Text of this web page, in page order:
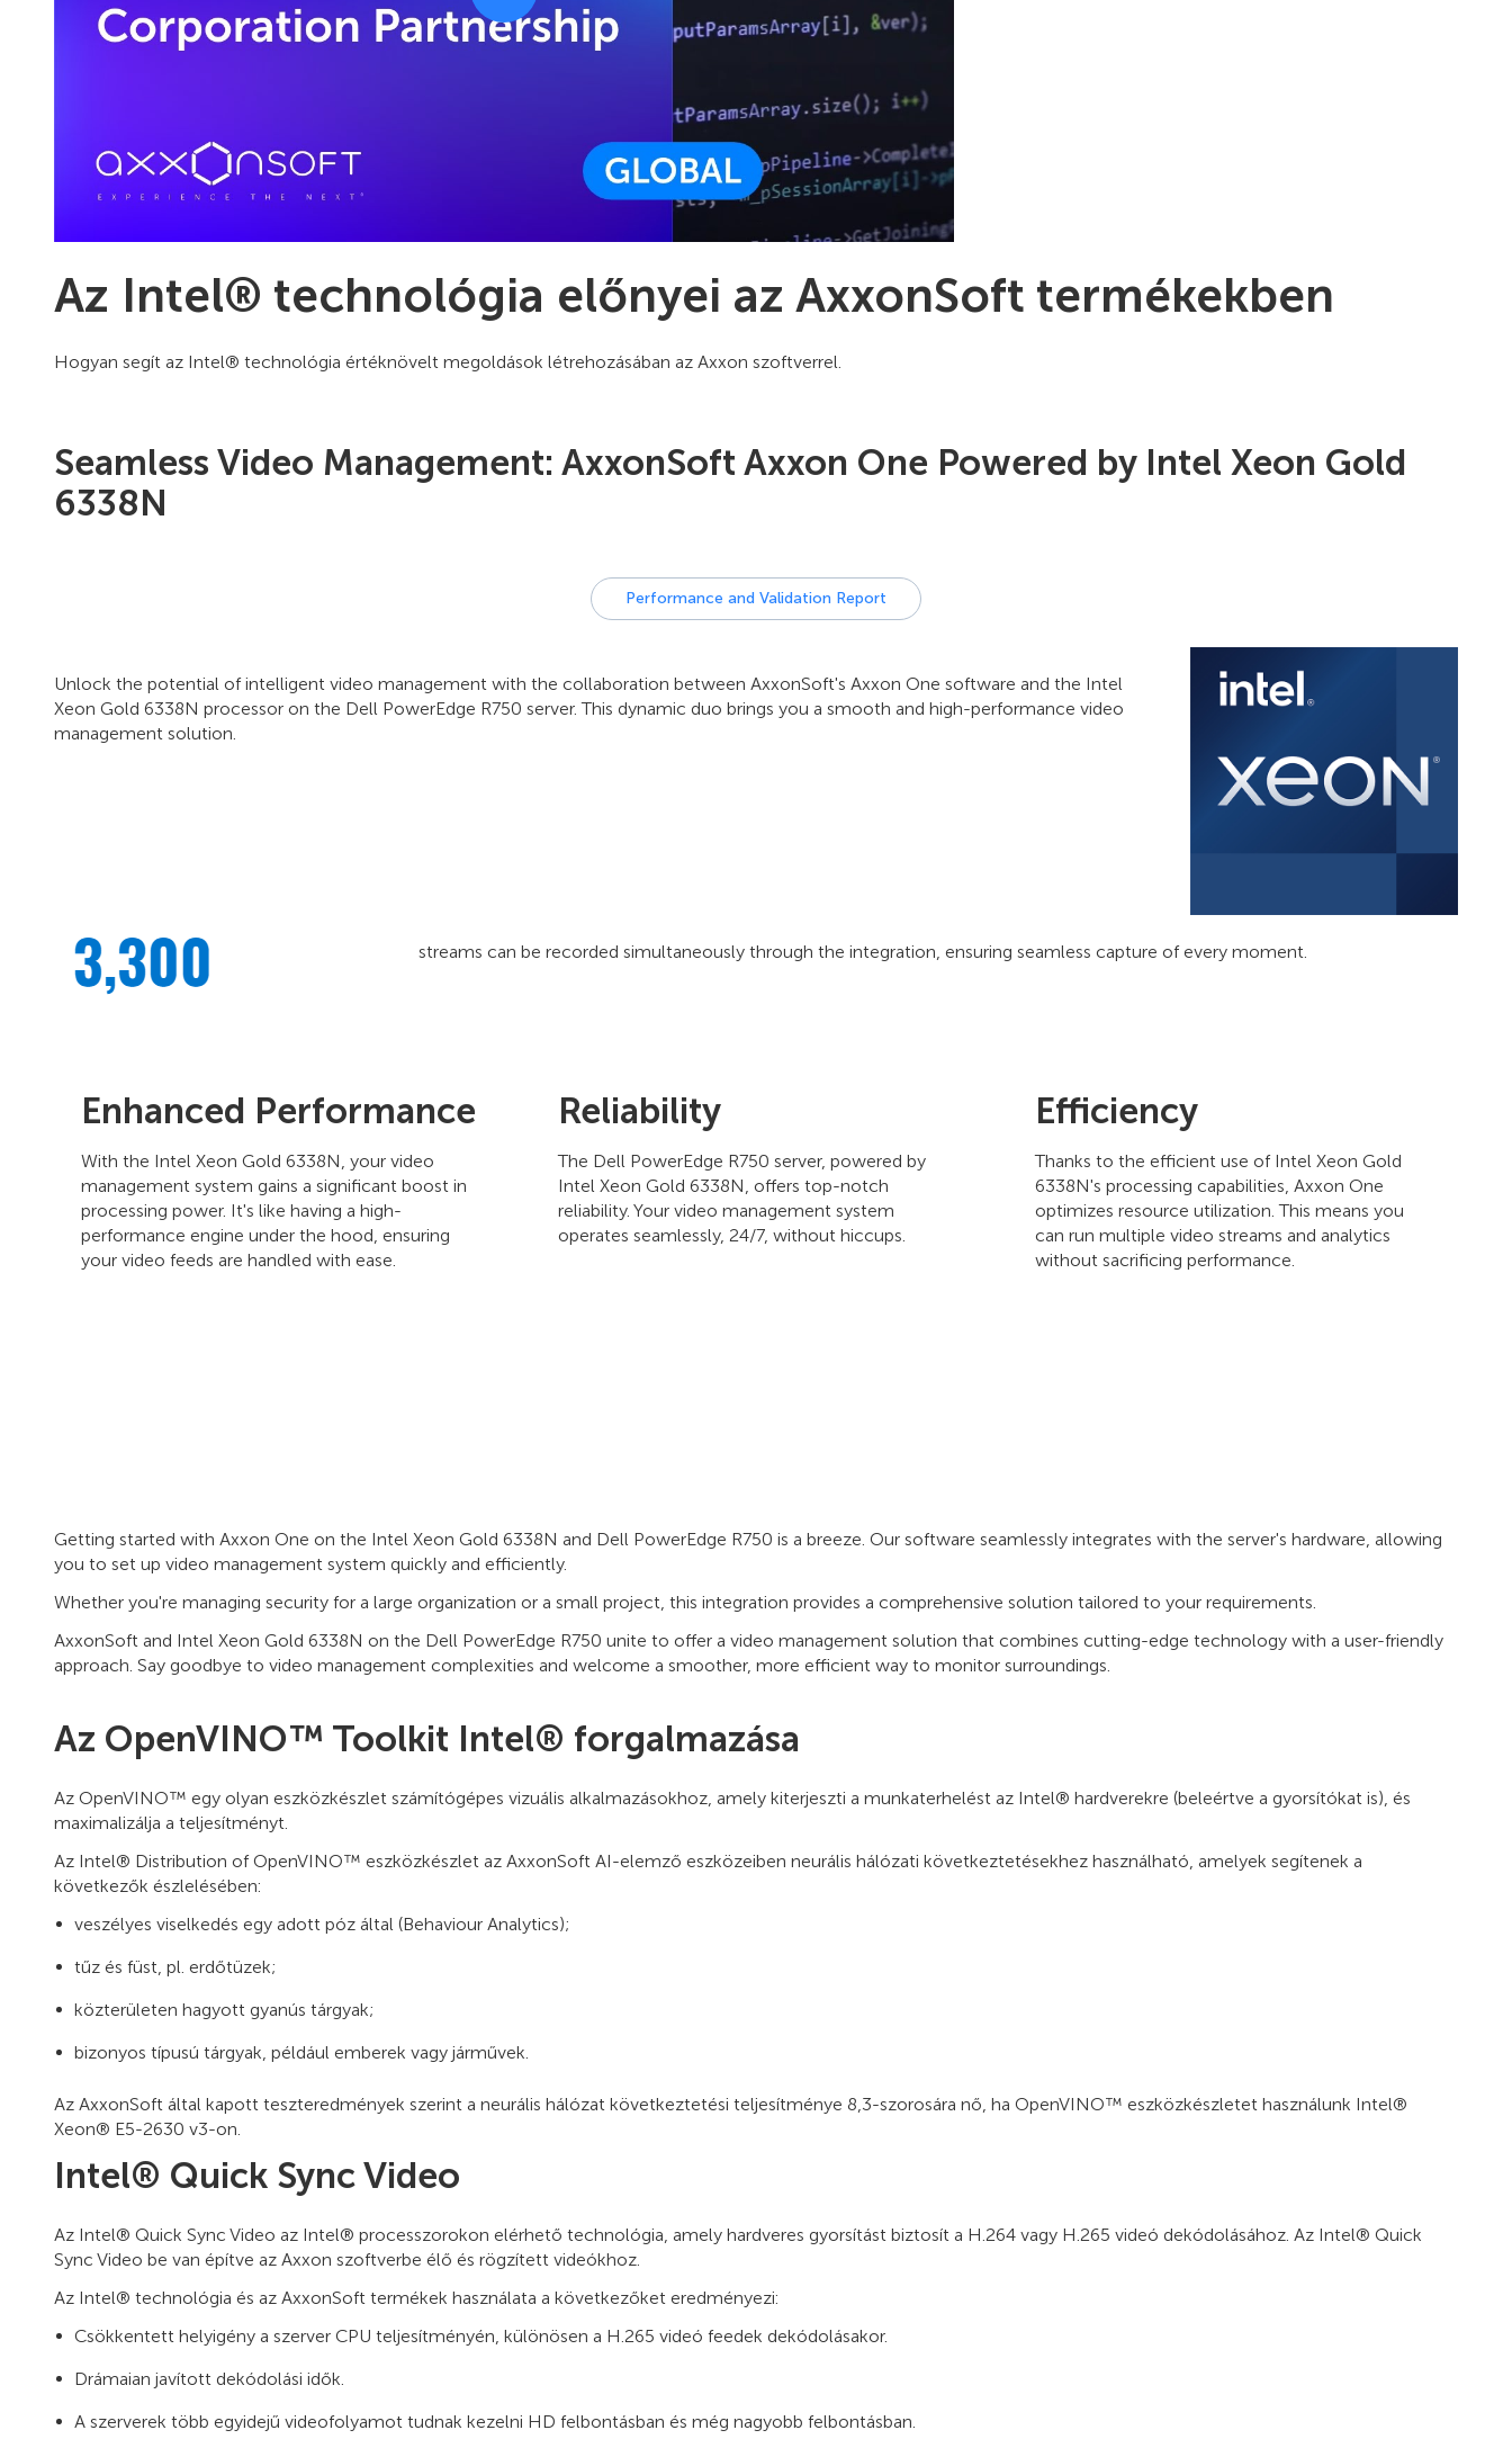
Az Intel® technológia előnyei az AxxonSoft termékekben
Hogyan segít az Intel® technológia értéknövelt megoldások létrehozásában az Axxon szoftverrel.
Seamless Video Management: AxxonSoft Axxon One Powered by Intel Xeon Gold
6338N
Performance and Validation Report
Unlock the potential of intelligent video management with the collaboration between AxxonSoft's Axxon One software and the Intel
Xeon Gold 6338N processor on the Dell PowerEdge R750 server. This dynamic duo brings you a smooth and high-performance video
management solution.
streams can be recorded simultaneously through the integration, ensuring seamless capture of every moment.
Enhanced Performance
With the Intel Xeon Gold 6338N, your video
management system gains a significant boost in
processing power. It's like having a high-
performance engine under the hood, ensuring
your video feeds are handled with ease.
Reliability
The Dell PowerEdge R750 server, powered by
Intel Xeon Gold 6338N, offers top-notch
reliability. Your video management system
operates seamlessly, 24/7, without hiccups.
Efficiency
Thanks to the efficient use of Intel Xeon Gold
6338N's processing capabilities, Axxon One
optimizes resource utilization. This means you
can run multiple video streams and analytics
without sacrificing performance.
Getting started with Axxon One on the Intel Xeon Gold 6338N and Dell PowerEdge R750 is a breeze. Our software seamlessly integrates with the server's hardware, allowing
you to set up video management system quickly and efficiently.
Whether you're managing security for a large organization or a small project, this integration provides a comprehensive solution tailored to your requirements.
AxxonSoft and Intel Xeon Gold 6338N on the Dell PowerEdge R750 unite to offer a video management solution that combines cutting-edge technology with a user-friendly
approach. Say goodbye to video management complexities and welcome a smoother, more efficient way to monitor surroundings.
Az OpenVINO™ Toolkit Intel® forgalmazása
Az OpenVINO™ egy olyan eszközkészlet számítógépes vizuális alkalmazásokhoz, amely kiterjeszti a munkaterhelést az Intel® hardverekre (beleértve a gyorsítókat is), és
maximalizálja a teljesítményt.
Az Intel® Distribution of OpenVINO™ eszközkészlet az AxxonSoft AI-elemző eszközeiben neurális hálózati következtetésekhez használható, amelyek segítenek a
következők észlelésében:
veszélyes viselkedés egy adott póz által (Behaviour Analytics);
tűz és füst, pl. erdőtüzek;
közterületen hagyott gyanús tárgyak;
bizonyos típusú tárgyak, például emberek vagy járművek.
Az AxxonSoft által kapott teszteredmények szerint a neurális hálózat következtetési teljesítménye 8,3-szorosára nő, ha OpenVINO™ eszközkészletet használunk Intel®
Xeon® E5-2630 v3-on.
Intel® Quick Sync Video
Az Intel® Quick Sync Video az Intel® processzorokon elérhető technológia, amely hardveres gyorsítást biztosít a H.264 vagy H.265 videó dekódolásához. Az Intel® Quick
Sync Video be van építve az Axxon szoftverbe élő és rögzített videókhoz.
Az Intel® technológia és az AxxonSoft termékek használata a következőket eredményezi:
Csökkentett helyigény a szerver CPU teljesítményén, különösen a H.265 videó feedek dekódolásakor.
Drámaian javított dekódolási idők.
A szerverek több egyidejű videofolyamot tudnak kezelni HD felbontásban és még nagyobb felbontásban.